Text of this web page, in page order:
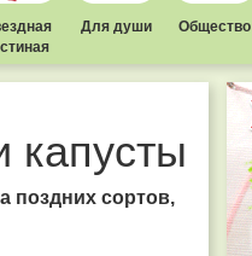
Для души Общество
капусты
поздних сортов,